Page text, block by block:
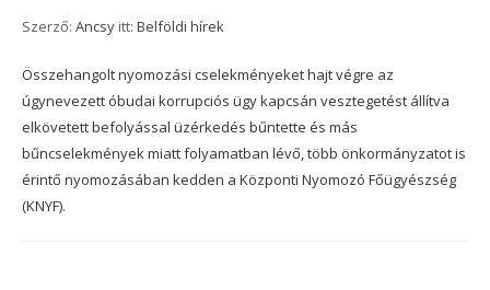
Szerző: Ancsy itt: Belföldi hírek
Összehangolt nyomozási cselekményeket hajt végre az
úgynevezett óbudai korrupciós ügy kapcsán vesztegetést állítva
elkövetett befolyással üzérkedés bűntette és más
bűncselekmények miatt folyamatban lévő, több önkormányzatot is
érintő nyomozásában kedden a Központi Nyomozó Főügyészség
(KNYF).